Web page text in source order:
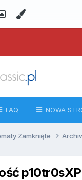
FAQ NOWA
Zamknięte